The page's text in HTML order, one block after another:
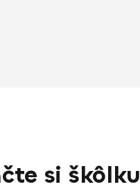
si škôlku